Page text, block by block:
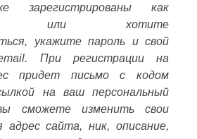
как
или хотите
укажите пароль и свой
При регистрации на
придет письмо с кодом
на ваш персональный
сможете изменить свои
адрес сайта, ник, описание,